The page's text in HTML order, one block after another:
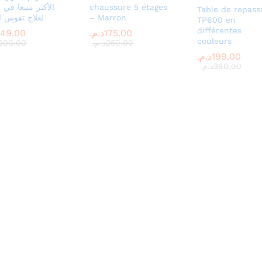
الأكثر مبيعا في
لعلاج تقوس
chaussure 5 étages
– Marron
175.00د.م.
250.00د.م.
175.00د.م.
250.00د.م.
Table de
TP600 en
différentes
couleurs
199.00د.م.
360.00د.م.
199.00د.م.
360.00د.م.